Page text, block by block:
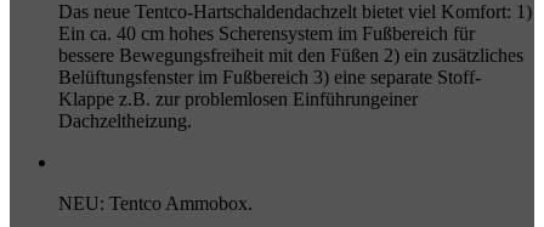
Das neue Tentco-Hartschaldendachzelt bietet viel Komfort: 1)
Ein ca. 40 cm hohes Scherensystem im Fußbereich für
bessere Bewegungsfreiheit mit den Füßen 2) ein zusätzliches
Belüftungsfenster im Fußbereich 3) eine separate Stoff-
Klappe z.B. zur problemlosen Einführungeiner
Dachzeltheizung.
NEU: Tentco Ammobox.